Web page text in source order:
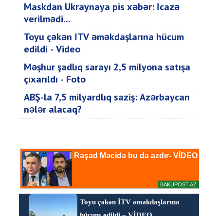
Maskdan Ukraynaya pis xəbər: İcazə
verilmədi...
Toyu çəkən İTV əməkdaşlarına hücum
edildi - Video
Məşhur şadlıq sarayı 2,5 milyona satışa
çıxarıldı - Foto
ABŞ-la 7,5 milyardlıq saziş: Azərbaycan
nələr alacaq?